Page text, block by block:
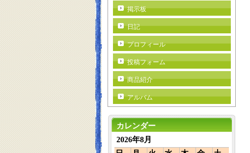
掲示板
日記
プロフィール
投稿フォーム
商品紹介
アルバム
カレンダー
2026年8月